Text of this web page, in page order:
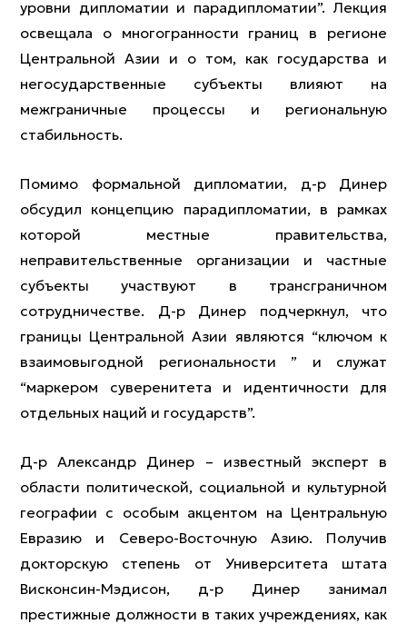
уровни дипломатии и парадипломатии”. Лекция
освещала о многогранности границ в регионе
Центральной Азии и о том, как государства и
негосударственные субъекты влияют на
межграничные процессы и региональную
стабильность.
Помимо формальной дипломатии, д-р Динер
обсудил концепцию парадипломатии, в рамках
которой местные правительства,
неправительственные организации и частные
субъекты участвуют в трансграничном
сотрудничестве. Д-р Динер подчеркнул, что
границы Центральной Азии являются “ключом к
взаимовыгодной региональности ” и служат
“маркером суверенитета и идентичности для
отдельных наций и государств”.
Д-р Александр Динер – известный эксперт в
области политической, социальной и культурной
географии с особым акцентом на Центральную
Евразию и Северо-Восточную Азию. Получив
докторскую степень от Университета штата
Висконсин-Мэдисон, д-р Динер занимал
престижные должности в таких учреждениях, как